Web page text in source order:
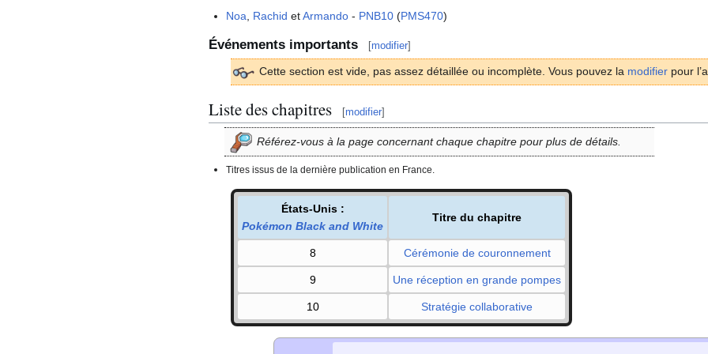
Noa
Rachid etArmando - PNB10 (PMS470)
Événements importants [modifier]
Cette section est vide, pas assez détaillée ou incomplète. Vous pouvez la modifier pour
Liste des chapitres [modifier]
Référez-vous à la page concernant chaque chapitre pour plus de détails.
Titres issus de la dernière publication en France.
États-Unis :
Pokémon Black and White
Titre du chapitre
8 Cérémonie de couronnement
9 Une réception en grande pompes
10 Stratégie collaborative